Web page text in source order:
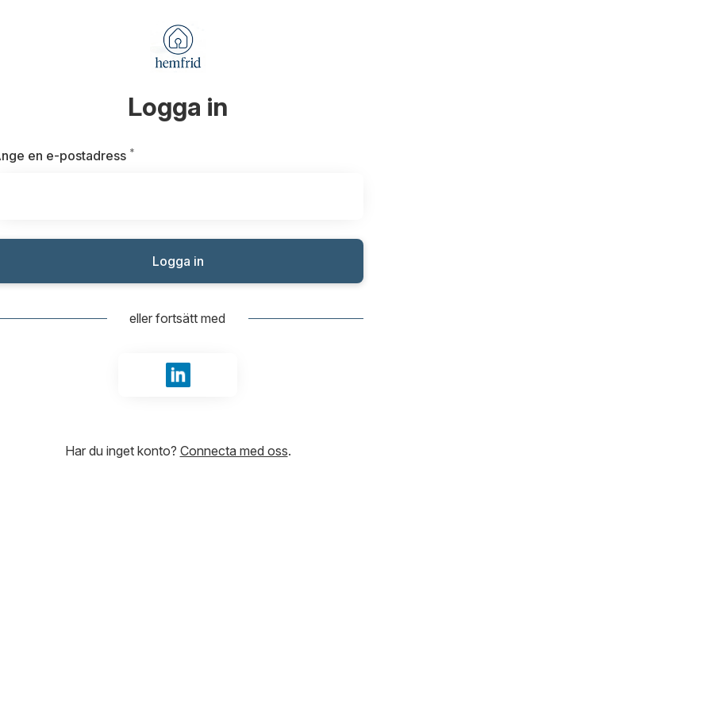
Logga in
en e-postadress *
Logga in
eller fortsätt med
Logga in med LinkedIn
Har du inget konto? Connecta med oss.